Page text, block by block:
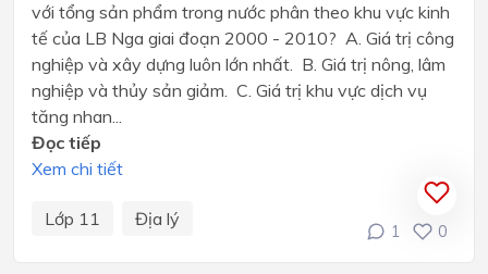
với tổng sản phẩm trong nước phân theo khu vực kinh
tế của LB Nga giai đoạn 2000 - 2010? A. Giá trị công
nghiệp và xây dựng luôn lớn nhất. B. Giá trị nông, lâm
nghiệp và thủy sản giảm. C. Giá trị khu vực dịch vụ
tăng nhan...
Đọc tiếp
Xem chi tiết
Lớp 11 Địa lý
1 0